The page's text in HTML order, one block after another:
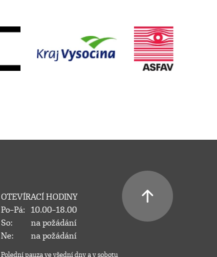
OTEVÍRACÍ HODINY
Po–Pá:
10.00–18.00
So:
na požádání
Ne:
na požádání
Polední pauza ve všední dny a v sobotu